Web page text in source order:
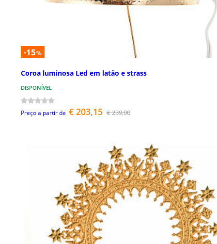
-15%
Coroa luminosa Led em latão e strass
DISPONÍVEL
Preço a partir de € 203,15 € 239,00